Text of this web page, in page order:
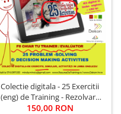
Colectie digitala - 25 Exercitii
(eng) de Training - Rezolvare
de Probleme si Luare a
150,00 RON